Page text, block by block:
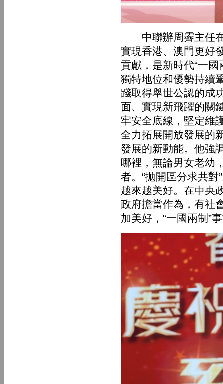
中聯辦周霽主任在
實現香港、澳門更好
貢獻，是新時代“一
獨特地位和優勢持續
踐取得舉世公認的成
面、實現新飛躍的關
牢安全底線，堅定維
全力拓展開放發展的
發展的新動能。他強
哪裡，無論男女老幼
者。“拋開區分求共
越來越美好。在中央
政府擔當作為，有社
加美好，“一國兩制”